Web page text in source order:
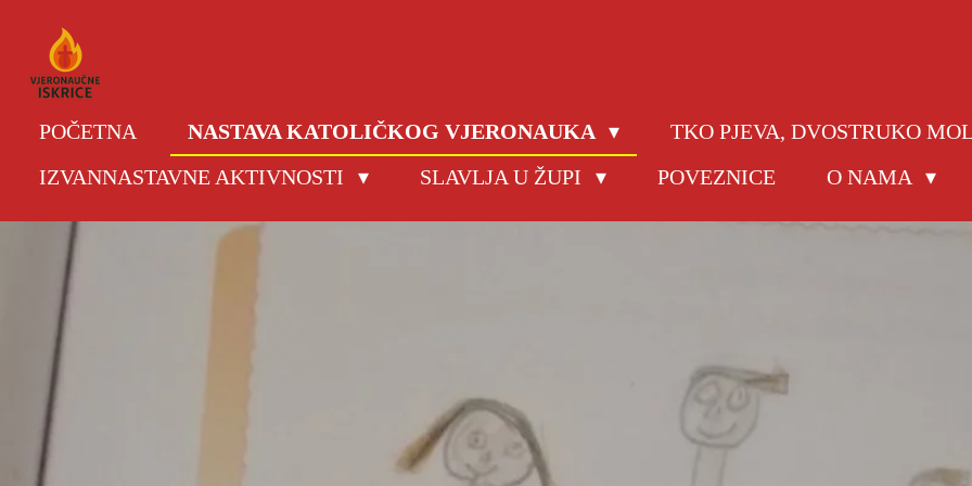
main
content
POČETNA NASTAVA KATOLIČKOG VJERONAUKA
TKO PJEVA, DVOSTRUKO
IZVANNASTAVNE AKTIVNOSTI
SLAVLJA U ŽUPI POVEZNICE O NAMA